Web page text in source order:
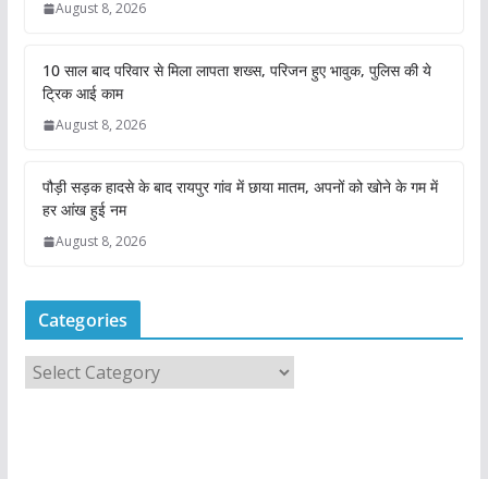
August 8, 2026
10 साल बाद परिवार से मिला लापता शख्स, परिजन हुए भावुक, पुलिस की ये
ट्रिक आई काम
August 8, 2026
पौड़ी सड़क हादसे के बाद रायपुर गांव में छाया मातम, अपनों को खोने के गम में
हर आंख हुई नम
August 8, 2026
Categories
a